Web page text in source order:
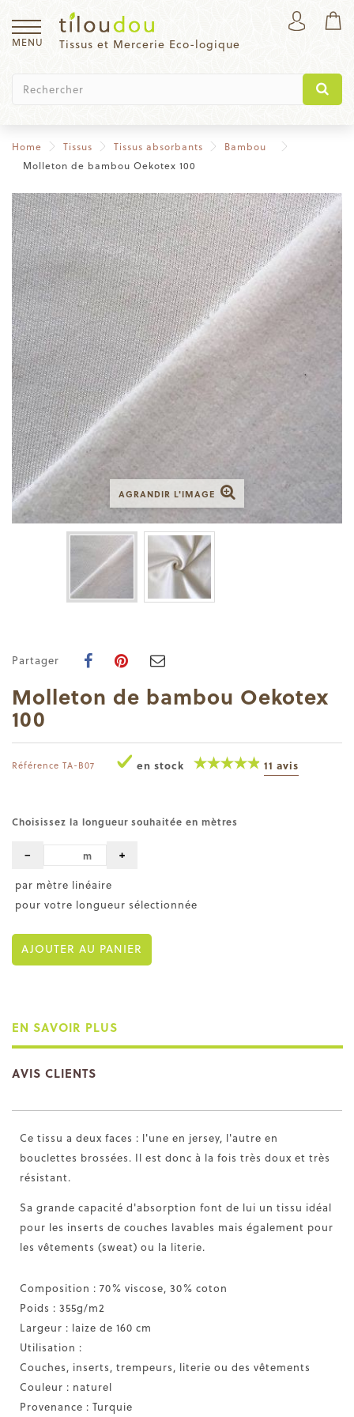
Tissus et Mercerie Eco-logique
MENU
Home Tissus Tissus absorbants
Bambou
Molleton de bambou Oekotex 100
AGRANDIR L'IMAGE
Partager
Molleton de bambou Oekotex
100
Référence TA-B07 en stock 11 avis
Choisissez la longueur souhaitée en mètres
− +
m
par mètre linéaire
pour votre longueur sélectionnée
AJOUTER AU PANIER
EN SAVOIR PLUS
AVIS CLIENTS
Ce tissu a deux faces : l'une en jersey, l'autre en
bouclettes brossées. Il est donc à la fois très doux et très
résistant.
Sa grande capacité d'absorption font de lui un tissu idéal
pour les inserts de couches lavables mais également pour
les vêtements (sweat) ou la literie.
Composition : 70% viscose, 30% coton
Poids : 355g/m2
Largeur : laize de 160 cm
Utilisation :
Couches, inserts, trempeurs, literie ou des vêtements
Couleur : naturel
Provenance : Turquie